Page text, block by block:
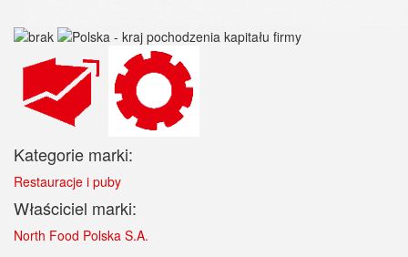
Kategorie marki:
Restauracje i puby
Właściciel marki:
North Food Polska S.A.